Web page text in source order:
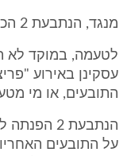
מנגד, הנתבעת 2 הכחישה כי אירעה כלל פריצה לעסק.
לטעמה, במוקד לא
עסקינן באירוע
התובעים, או מי
על התובעים